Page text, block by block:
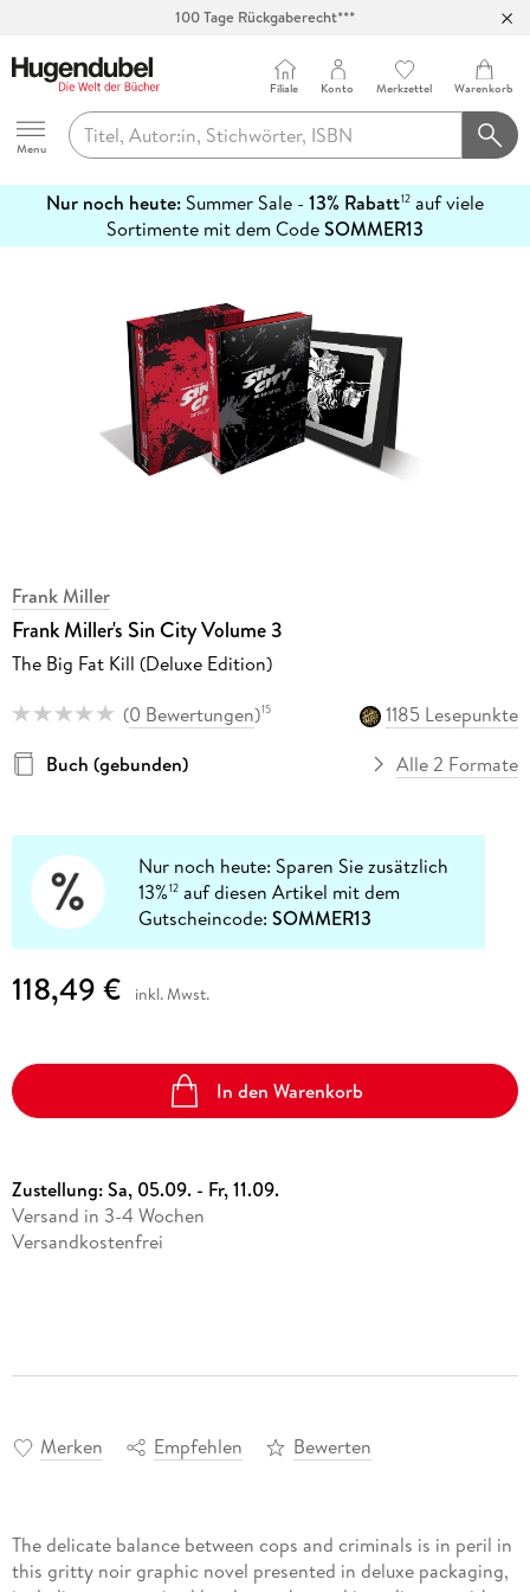
100 Tage Rückgaberecht***
Hugendubel
Menu
Filiale Konto Merkzettel Warenkorb
Nur noch heute: Summer Sale - 13% Rabatt12 auf viele
Sortimente mit dem CodeSOMMER13
erfahren
Frank Miller
Frank Miller's Sin City Volume 3
The Big Fat Kill (Deluxe Edition)
(0 Bewertungen)15
1185 Lesepunkte
Buch (gebunden)
Alle 2 Formate
Nur noch heute: Sparen Sie zusätzlich
13%12 auf diesen Artikel mit dem
Gutscheincode:SOMMER13
118,49 € inkl. Mwst.
In den Warenkorb
Zustellung:Sa, 05.09. - Fr, 11.09.
Versand in 3-4 Wochen
Versandkostenfrei
Merken Empfehlen Bewerten
The delicate balance between cops and criminals is in peril in
this gritty noir graphic novel presented in deluxe packaging,